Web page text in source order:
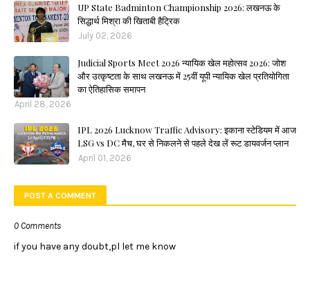
UP State Badminton Championship 2026: लखनऊ के
सिद्धार्थ मिश्रा की खिताबी हैट्रिक
July 02, 2026
Judicial Sports Meet 2026 न्यायिक खेल महोत्सव 2026: जोश
और उत्कृष्टता के साथ लखनऊ में 25वीं यूपी न्यायिक खेल प्रतियोगिता
का ऐतिहासिक समापन
April 28, 2026
IPL 2026 Lucknow Traffic Advisory: इकाना स्टेडियम में आज
LSG vs DC मैच, घर से निकलने से पहले देख लें रूट डायवर्जन प्लान
April 01, 2026
POST A COMMENT
0 Comments
if you have any doubt,pl let me know